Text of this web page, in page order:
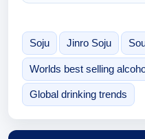
Soju Jinro Soju
Worlds best selling
Global drinking trends